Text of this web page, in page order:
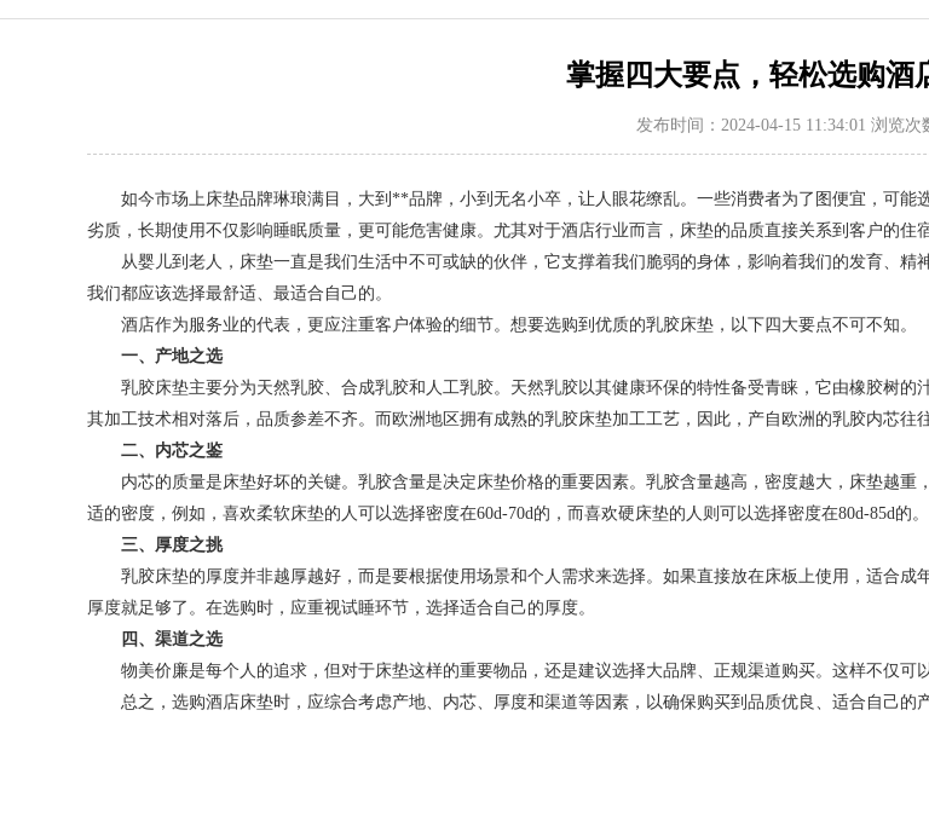
掌握四大要点，轻松选购酒
发布时间：2024-04-15 11:34:01 浏览次
如今市场上床垫品牌琳琅满目，大到**品牌，小到无名小卒，让人眼花缭乱。一些消费者为了图便宜，可能
劣质，长期使用不仅影响睡眠质量，更可能危害健康。尤其对于酒店行业而言，床垫的品质直接关系到客户的住
从婴儿到老人，床垫一直是我们生活中不可或缺的伙伴，它支撑着我们脆弱的身体，影响着我们的发育、精
我们都应该选择最舒适、最适合自己的。
酒店作为服务业的代表，更应注重客户体验的细节。想要选购到优质的乳胶床垫，以下四大要点不可不知。
一、产地之选
乳胶床垫主要分为天然乳胶、合成乳胶和人工乳胶。天然乳胶以其健康环保的特性备受青睐，它由橡胶树的
其加工技术相对落后，品质参差不齐。而欧洲地区拥有成熟的乳胶床垫加工工艺，因此，产自欧洲的乳胶内芯往
二、内芯之鉴
内芯的质量是床垫好坏的关键。乳胶含量是决定床垫价格的重要因素。乳胶含量越高，密度越大，床垫越重
适的密度，例如，喜欢柔软床垫的人可以选择密度在60d-70d的，而喜欢硬床垫的人则可以选择密度在80d-85d的。
三、厚度之挑
乳胶床垫的厚度并非越厚越好，而是要根据使用场景和个人需求来选择。如果直接放在床板上使用，适合
厚度就足够了。在选购时，应重视试睡环节，选择适合自己的厚度。
四、渠道之选
物美价廉是每个人的追求，但对于床垫这样的重要物品，还是建议选择大品牌、正规渠道购买。这样不仅可
总之，选购酒店床垫时，应综合考虑产地、内芯、厚度和渠道等因素，以确保购买到品质优良、适合自己的产